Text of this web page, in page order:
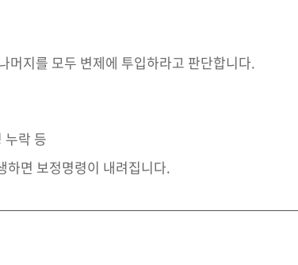
머지를 모두 변제에 투입하라고 판단합니다.
누락 등
하면 보정명령이 내려집니다.